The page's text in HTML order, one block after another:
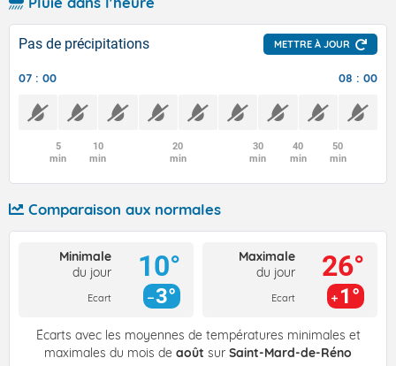
Pas de précipitations METTRE À JOUR
07 : 00 08 : 00
5
min
10
min
20
min
30
min
40
min
50
min
Comparaison aux normales
Minimale
du jour
Ecart
10°
3°
Maximale
du jour
Ecart
26°
1°
Écarts avec les moyennes de températures minimales et
maximales du mois de août sur Saint-Mard-de-Réno